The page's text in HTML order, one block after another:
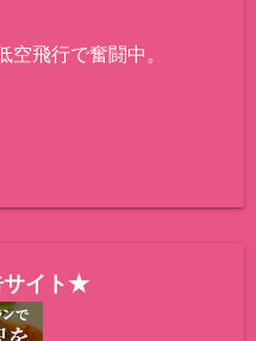
空飛行で奮闘中。
サイト★